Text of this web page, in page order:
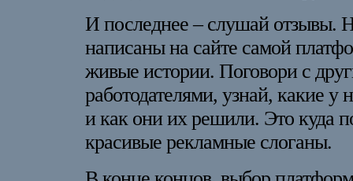
И последнее – слушай отзывы.
написаны на сайте самой
живые истории. Поговори с
работодателями, узнай, какие у
и как они их решили. Это куда
красивые рекламные слоганы.